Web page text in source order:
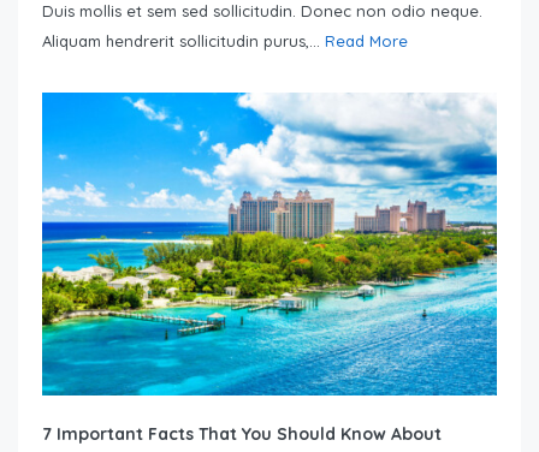
Duis mollis et sem sed sollicitudin. Donec non odio neque.
Aliquam hendrerit sollicitudin purus,... Read More
7 Important Facts That You Should Know About